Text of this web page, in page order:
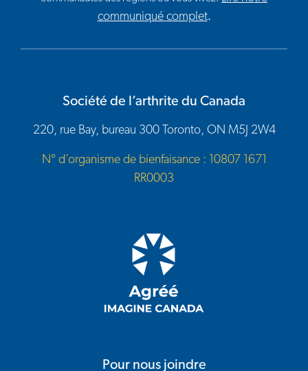
communiqué complet.
Société de l’arthrite du Canada
220, rue Bay, bureau 300 Toronto, ON M5J 2W4
N° d’organisme de bienfaisance : 10807 1671
RR0003
Pour nous joindre